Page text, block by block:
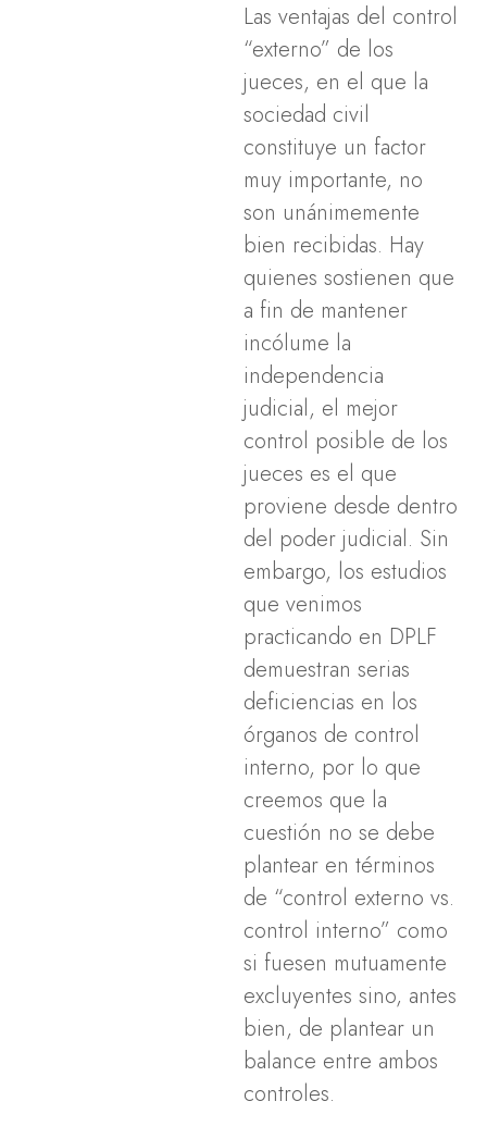
Las ventajas del control
“externo” de los
jueces, en el que la
sociedad civil
constituye un factor
muy importante, no
son unánimemente
bien recibidas. Hay
quienes sostienen que
a fin de mantener
incólume la
independencia
judicial, el mejor
control posible de los
jueces es el que
proviene desde dentro
del poder judicial. Sin
embargo, los estudios
que venimos
practicando en DPLF
demuestran serias
deficiencias en los
órganos de control
interno, por lo que
creemos que la
cuestión no se debe
plantear en términos
de “control externo vs.
control interno” como
si fuesen mutuamente
excluyentes sino, antes
bien, de plantear un
balance entre ambos
controles.